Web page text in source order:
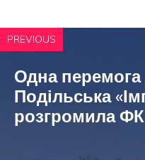
PREVIOUS
Одна перемога
Подільська
розгромила ФК